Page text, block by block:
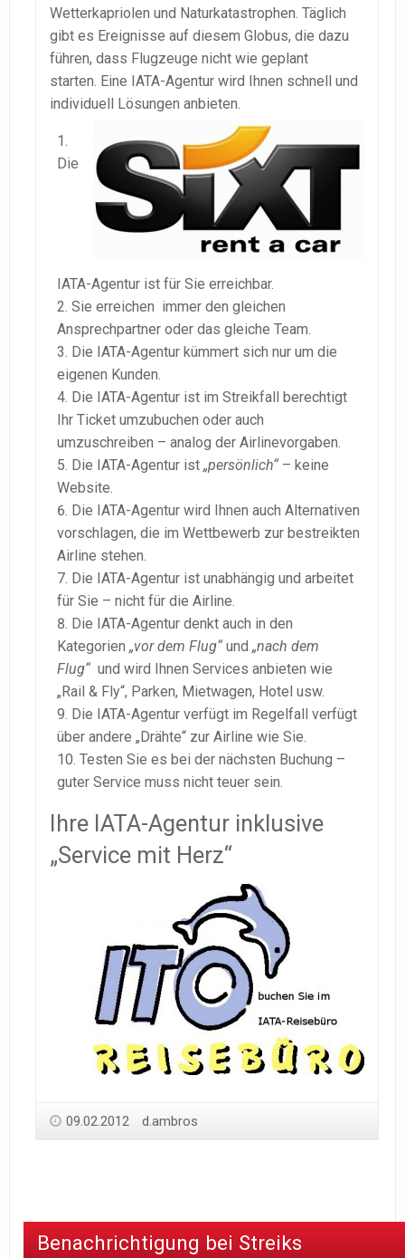
Wetterkapriolen und Naturkatastrophen. Täglich
gibt es Ereignisse auf diesem Globus, die dazu
führen, dass Flugzeuge nicht wie geplant
starten. Eine IATA-Agentur wird Ihnen schnell und
individuell Lösungen anbieten.
Die
IATA-Agentur ist für Sie erreichbar.
Sie erreichen immer den gleichen
Ansprechpartner oder das gleiche Team.
Die IATA-Agentur kümmert sich nur um die
eigenen Kunden.
Die IATA-Agentur ist im Streikfall berechtigt
Ihr Ticket umzubuchen oder auch
umzuschreiben – analog der Airlinevorgaben.
Die IATA-Agentur ist „persönlich“– keine
Website.
Die IATA-Agentur wird Ihnen auch Alternativen
vorschlagen, die im Wettbewerb zur bestreikten
Airline stehen.
Die IATA-Agentur ist unabhängig und arbeitet
für Sie – nicht für die Airline.
Die IATA-Agentur denkt auch in den
Kategorien „vor dem Flug“und „nach dem
Flug“und wird Ihnen Services anbieten wie
„Rail & Fly“, Parken, Mietwagen, Hotel usw.
Die IATA-Agentur verfügt im Regelfall verfügt
über andere „Drähte“ zur Airline wie Sie.
Testen Sie es bei der nächsten Buchung –
guter Service muss nicht teuer sein.
Ihre IATA-Agentur inklusive
„Service mit Herz“
09.02.2012 d.ambros
Benachrichtigung bei Streiks